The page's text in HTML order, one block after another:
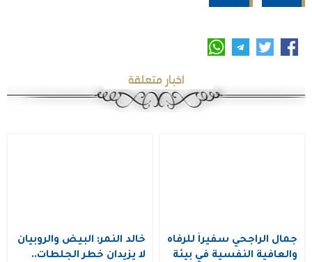
اخبار متعلقة
جمال الراجحي سفيراً للرفاه
والعافية النفسية في بيئة
خالد النمر: البيض والروبيان
لا يزيدان خطر الجلطات..